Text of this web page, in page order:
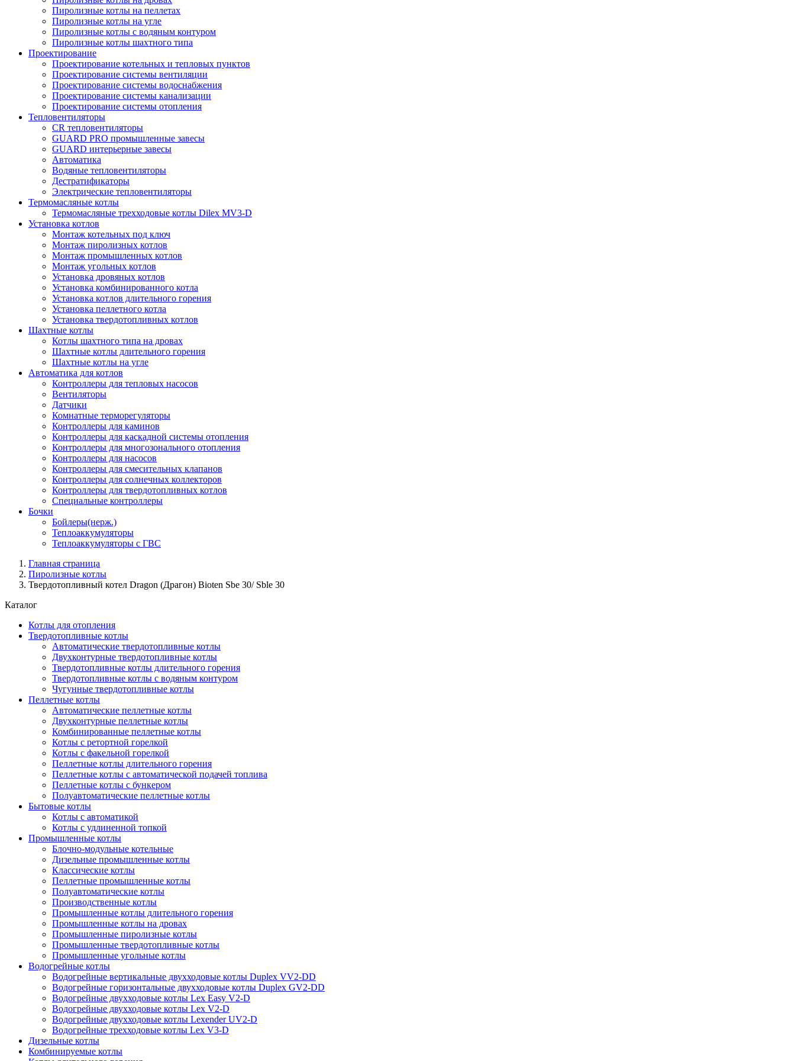
Пиролизные котлы на пеллетах
Пиролизные котлы на угле
Пиролизные котлы с водяным контуром
Пиролизные котлы шахтного типа
Проектирование
Проектирование котельных и тепловых пунктов
Проектирование системы вентиляции
Проектирование системы водоснабжения
Проектирование системы канализации
Проектирование системы отопления
Тепловентиляторы
CR тепловентиляторы
GUARD PRO промышленные завесы
GUARD интерьерные завесы
Автоматика
Водяные тепловентиляторы
Дестратификаторы
Электрические тепловентиляторы
Термомасляные котлы
Термомасляные трехходовые котлы Dilex MV3-D
Установка котлов
Монтаж котельных под ключ
Монтаж пиролизных котлов
Монтаж промышленных котлов
Монтаж угольных котлов
Установка дровяных котлов
Установка комбинированного котла
Установка котлов длительного горения
Установка пеллетного котла
Установка твердотопливных котлов
Шахтные котлы
Котлы шахтного типа на дровах
Шахтные котлы длительного горения
Шахтные котлы на угле
Автоматика для котлов
Контроллеры для тепловых насосов
Вентиляторы
Датчики
Комнатные терморегуляторы
Контроллеры для каминов
Контроллеры для каскадной системы отопления
Контроллеры для многозонального отопления
Контроллеры для насосов
Контроллеры для смесительных клапанов
Контроллеры для солнечных коллекторов
Контроллеры для твердотопливных котлов
Специальные контроллеры
Бочки
Бойлеры(нерж.)
Теплоаккумуляторы
Теплоаккумуляторы с ГВС
Главная страница
Пиролизные котлы
Твердотопливный котел Dragon (Драгон) Bioten Sbe 30/ Sble 30
Каталог
Котлы для отопления
Твердотопливные котлы
Автоматические твердотопливные котлы
Двухконтурные твердотопливные котлы
Твердотопливные котлы длительного горения
Твердотопливные котлы с водяным контуром
Чугунные твердотопливные котлы
Пеллетные котлы
Автоматические пеллетные котлы
Двухконтурные пеллетные котлы
Комбинированные пеллетные котлы
Котлы с ретортной горелкой
Котлы с факельной горелкой
Пеллетные котлы длительного горения
Пеллетные котлы с автоматической подачей топлива
Пеллетные котлы с бункером
Полуавтоматические пеллетные котлы
Бытовые котлы
Котлы с автоматикой
Котлы с удлиненной топкой
Промышленные котлы
Блочно-модульные котельные
Дизельные промышленные котлы
Классические котлы
Пеллетные промышленные котлы
Полуавтоматические котлы
Производственные котлы
Промышленные котлы длительного горения
Промышленные котлы на дровах
Промышленные пиролизные котлы
Промышленные твердотопливные котлы
Промышленные угольные котлы
Водогрейные котлы
Водогрейные вертикальные двухходовые котлы Duplex VV2-DD
Водогрейные горизонтальные двухходовые котлы Duplex GV2-DD
Водогрейные двухходовые котлы Lex Easy V2-D
Водогрейные двухходовые котлы Lex V2-D
Водогрейные двухходовые котлы Lexender UV2-D
Водогрейные трехходовые котлы Lex V3-D
Дизельные котлы
Комбинируемые котлы